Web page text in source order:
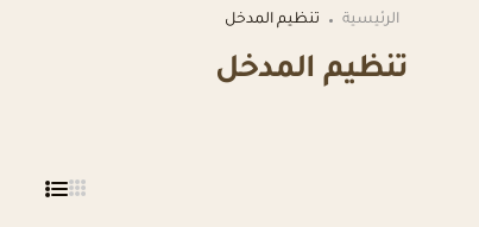
الرئيسية تنظيم المدخل
تنظيم المدخل